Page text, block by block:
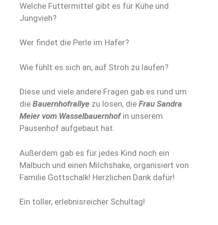
Welche Futtermittel gibt es für Kühe und
Jungvieh?
Wer findet die Perle im Hafer?
Wie fühlt es sich an, auf Stroh zu laufen?
Diese und viele andere Fragen gab es rund um
die Bauernhofrallye zu lösen, die Frau Sandra
Meier vom Wasselbauernhofin unserem
Pausenhof aufgebaut hat.
Außerdem gab es für jedes Kind noch ein
Malbuch und einen Milchshake, organisiert von
Familie Gottschalk! Herzlichen Dank dafür!
Ein toller, erlebnisreicher Schultag!